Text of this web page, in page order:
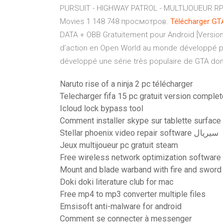
PURSUIT - HIGHWAY PATROL -
Movies 1 148 748 просмотров. Télécharger
DATA + OBB Gratuitement pour Android
d’action en Open World au monde développé
développé une série très populaire de GTA
Naruto rise of a ninja 2 pc télécharger
Telecharger fifa 15 pc gratuit version
Icloud lock bypass tool
Comment installer skype sur tablette surface
Stellar phoenix video repair software سيريال
Jeux multijoueur pc gratuit steam
Free wireless network optimization software
Mount and blade warband with fire and
Doki doki literature club for mac
Free mp4 to mp3 converter multiple files
Emsisoft anti-malware for android
Comment se connecter à messenger